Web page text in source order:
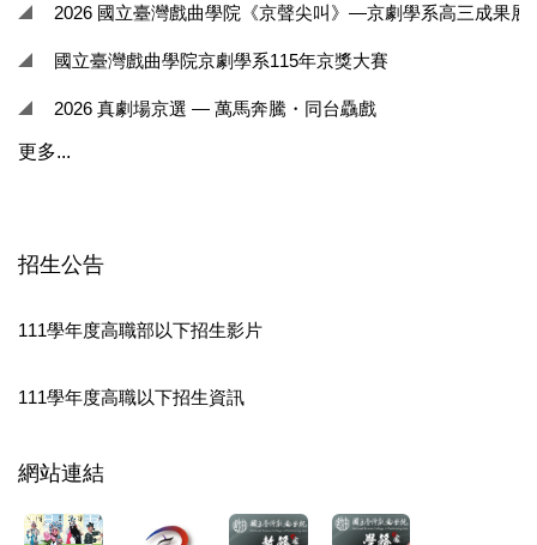
2026 國立臺灣戲曲學院《京聲尖叫》—京劇學系高三成果展
國立臺灣戲曲學院京劇學系115年京獎大賽
2026 真劇場京選 — 萬馬奔騰・同台驫戲
更多...
招生公告
111學年度高職部以下招生影片
111學年度高職以下招生資訊
網站連結